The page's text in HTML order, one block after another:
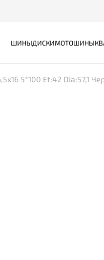
ШИНЫДИСКИМОТОШИНЫ
5*100 Et:42 Dia:57,1